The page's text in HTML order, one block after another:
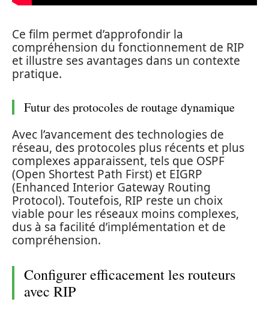
Ce film permet d’approfondir la
compréhension du fonctionnement de RIP
et illustre ses avantages dans un contexte
pratique.
Futur des protocoles de routage dynamique
Avec l’avancement des technologies de
réseau, des protocoles plus récents et plus
complexes apparaissent, tels que OSPF
(Open Shortest Path First) et EIGRP
(Enhanced Interior Gateway Routing
Protocol). Toutefois, RIP reste un choix
viable pour les réseaux moins complexes,
dus à sa facilité d’implémentation et de
compréhension.
Configurer efficacement les routeurs
avec RIP